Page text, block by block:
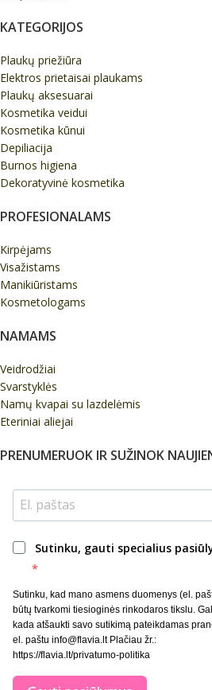
KATEGORIJOS
Plaukų priežiūra
Elektros prietaisai plaukams
Plaukų aksesuarai
Kosmetika veidui
Kosmetika kūnui
Depiliacija
Burnos higiena
Dekoratyvinė kosmetika
PROFESIONALAMS
Kirpėjams
Visažistams
Manikiūristams
Kosmetologams
NAMAMS
Veidrodžiai
Svarstyklės
Namų kvapai su lazdelėmis
Eteriniai aliejai
PRENUMERUOK IR SUŽINOK
Sutinku, gauti specialius
Sutinku, kad mano asmens duomenys (el.
būtų tvarkomi tiesioginės rinkodaros tikslu.
kada atšaukti savo sutikimą pateikdamas
el. paštu info@flavia.lt Plačiau žr.:
https://flavia.lt/privatumo-politika